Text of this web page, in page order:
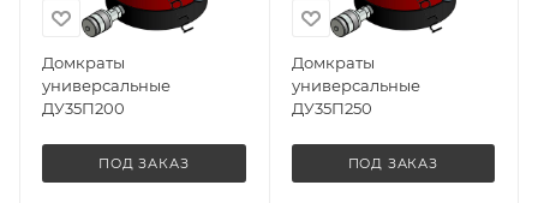
Домкраты
универсальные
ДУ35П200
ПОД ЗАКАЗ
Домкраты
универсальные
ДУ35П250
ПОД ЗАКАЗ